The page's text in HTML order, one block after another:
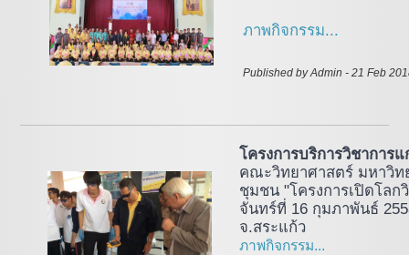
ภาพกิจกรรม...
Published by Admin - 21 Feb
โครงการบริการวิชากา
คณะวิทยาศาสตร์ มหาวิท
ชุมชน "โครงการเปิดโล
จันทร์ที่ 16 กุมภาพันธ์
จ.สระแก้ว
ภาพกิจกรรม...